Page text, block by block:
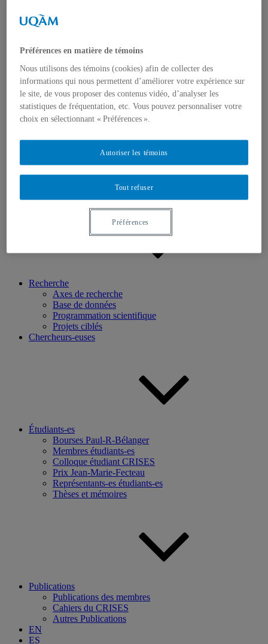
Communiqués
Événements à venir
Archives et bilans
Vidéos et baladodiffusions
Recherche
Axes de recherche
Base de données
Programmation scientifique
Projets ciblés
Chercheurs-euses
Étudiants-es
Bourses Paul-R-Bélanger
Membres étudiants-es
Colloque étudiant CRISES
Prix Jean-Marie-Fecteau
Représentants-es étudiants-es
Thèses et mémoires
Publications
Publications des membres
Cahiers du CRISES
Autres Publications
EN
ES
Préférences en matière de témoins
Nous utilisons des témoins (cookies) afin de collecter des
informations qui nous permettent d’améliorer votre expérience sur
le site, de vous proposer des contenus vidéo, d’analyser les
statistiques de fréquentation, etc. Vous pouvez personnaliser votre
choix en sélectionnant « Préférences ».
Tout refuser
Autoriser les témoins
Préférences